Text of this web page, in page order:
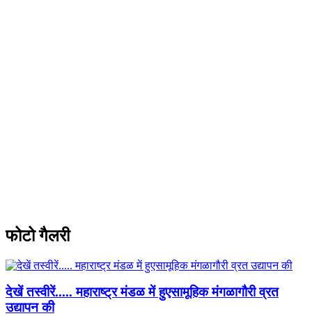
फोटो गैलरी
देखें तस्वीरें..... महाराष्ट्र मंडळ में हुएसामूहिक मंगळागौरी व्रत
उद्यापन की